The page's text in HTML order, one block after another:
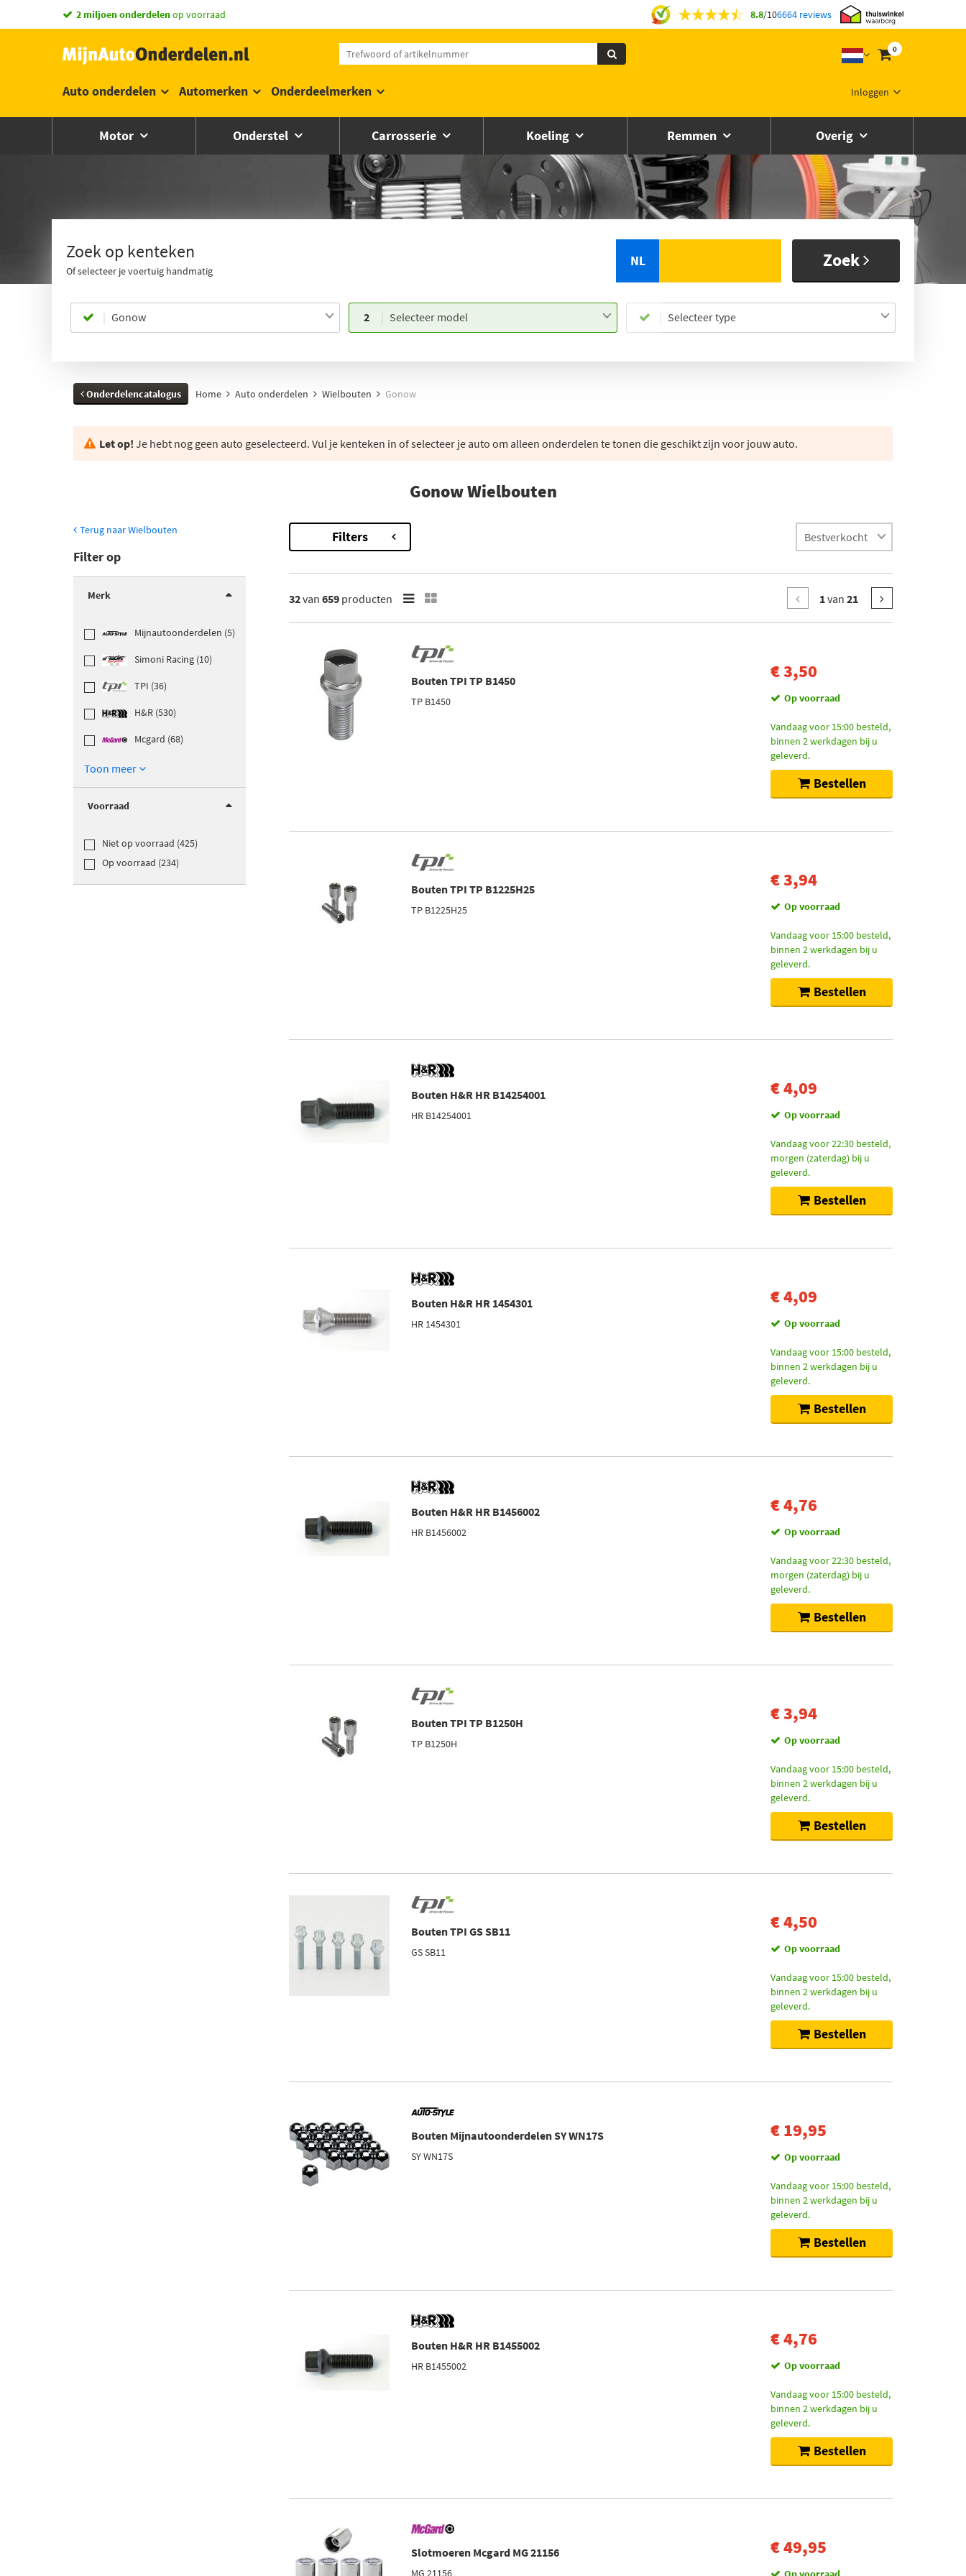
vandaag besteld,morgen in huis * 8.8/106664 reviews
0
Inloggen
Auto onderdelen Automerken Onderdeelmerken
Motor Onderstel Carrosserie Koeling Remmen Overig
Zoek op kenteken
Of selecteer je voertuig handmatig
NL Zoek
Gonow 2 Selecteer model Selecteer type
Onderdelencatalogus Home Auto onderdelen Wielbouten Gonow
Let op! Je hebt nog geen auto geselecteerd. Vul je kenteken in of selecteer je auto om alleen onderdelen te tonen die geschikt zijn voor jouw auto.
Gonow Wielbouten
Terug naar Wielbouten
Filter op
Merk
Mijnautoonderdelen (5)
Simoni Racing (10)
TPI (36)
H&R (530)
Mcgard (68)
Toon meer
Voorraad
Niet op voorraad (425)
Op voorraad (234)
Filters
32van 659 producten 1van 21
Bouten TPI TP B1450
TP B1450
€ 3,50
Op voorraad
Vandaag voor 15:00 besteld,
binnen 2 werkdagen bij u
geleverd.
Bestellen
Bouten TPI TP B1225H25
TP B1225H25
€ 3,94
Op voorraad
Vandaag voor 15:00 besteld,
binnen 2 werkdagen bij u
geleverd.
Bestellen
Bouten H&R HR B14254001
HR B14254001
€ 4,09
Op voorraad
Vandaag voor 22:30 besteld,
morgen (zaterdag) bij u
geleverd.
Bestellen
Bouten H&R HR 1454301
HR 1454301
€ 4,09
Op voorraad
Vandaag voor 15:00 besteld,
binnen 2 werkdagen bij u
geleverd.
Bestellen
Bouten H&R HR B1456002
HR B1456002
€ 4,76
Op voorraad
Vandaag voor 22:30 besteld,
morgen (zaterdag) bij u
geleverd.
Bestellen
Bouten TPI TP B1250H
TP B1250H
€ 3,94
Op voorraad
Vandaag voor 15:00 besteld,
binnen 2 werkdagen bij u
geleverd.
Bestellen
Bouten TPI GS SB11
GS SB11
€ 4,50
Op voorraad
Vandaag voor 15:00 besteld,
binnen 2 werkdagen bij u
geleverd.
Bestellen
Bouten Mijnautoonderdelen SY WN17S
SY WN17S
€ 19,95
Op voorraad
Vandaag voor 15:00 besteld,
binnen 2 werkdagen bij u
geleverd.
Bestellen
Bouten H&R HR B1455002
HR B1455002
€ 4,76
Op voorraad
Vandaag voor 15:00 besteld,
binnen 2 werkdagen bij u
geleverd.
Bestellen
Slotmoeren Mcgard MG 21156
MG 21156
€ 49,95